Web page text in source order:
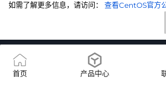
网站地图
首页 产品中心
如需了解更多信息，请访问： 查看CentOS官方